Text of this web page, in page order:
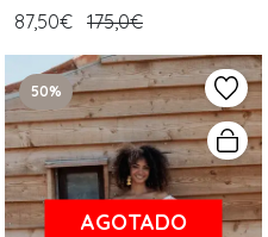
87,50€ 175,0€
50%
AGOTADO